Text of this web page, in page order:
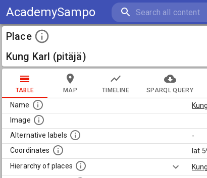
AcademySampo
Place
Kung Karl (pitäjä)
TABLE MAP TIMELINE SPARQL QUERY
Name
Image
Alternative labels
-
Coordinates
lat
Hierarchy of places